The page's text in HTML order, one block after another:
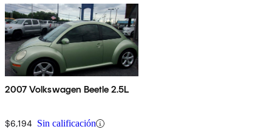
2007 Volkswagen Beetle 2.5L
$6,194 Sin calificación